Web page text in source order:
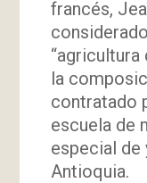
francés,
la
contratado
escuela de
especial de
Antioquia.